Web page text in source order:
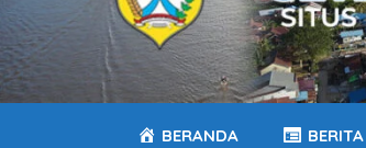
BERANDA BERITA